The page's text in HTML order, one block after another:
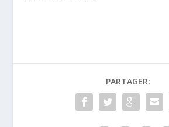
PARTAGER: